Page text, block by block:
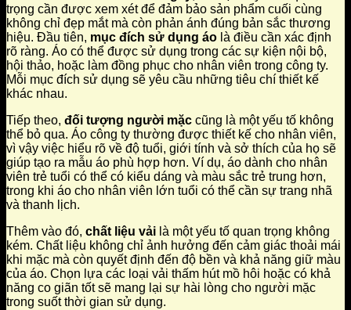
trọng cần được xem xét để đảm bảo sản phẩm cuối cùng
không chỉ đẹp mắt mà còn phản ánh đúng bản sắc thương
hiệu. Đầu tiên, mục đích sử dụng áo là điều cần xác định
rõ ràng. Áo có thể được sử dụng trong các sự kiện nội bộ,
hội thảo, hoặc làm đồng phục cho nhân viên trong công ty.
Mỗi mục đích sử dụng sẽ yêu cầu những tiêu chí thiết kế
khác nhau.
Tiếp theo, đối tượng người mặc cũng là một yếu tố không
thể bỏ qua. Áo công ty thường được thiết kế cho nhân viên,
vì vậy việc hiểu rõ về độ tuổi, giới tính và sở thích của họ sẽ
giúp tạo ra mẫu áo phù hợp hơn. Ví dụ, áo dành cho nhân
viên trẻ tuổi có thể có kiểu dáng và màu sắc trẻ trung hơn,
trong khi áo cho nhân viên lớn tuổi có thể cần sự trang nhã
và thanh lịch.
Thêm vào đó, chất liệu vải là một yếu tố quan trọng không
kém. Chất liệu không chỉ ảnh hưởng đến cảm giác thoải mái
khi mặc mà còn quyết định đến độ bền và khả năng giữ màu
của áo. Chọn lựa các loại vải thấm hút mồ hôi hoặc có khả
năng co giãn tốt sẽ mang lại sự hài lòng cho người mặc
trong suốt thời gian sử dụng.